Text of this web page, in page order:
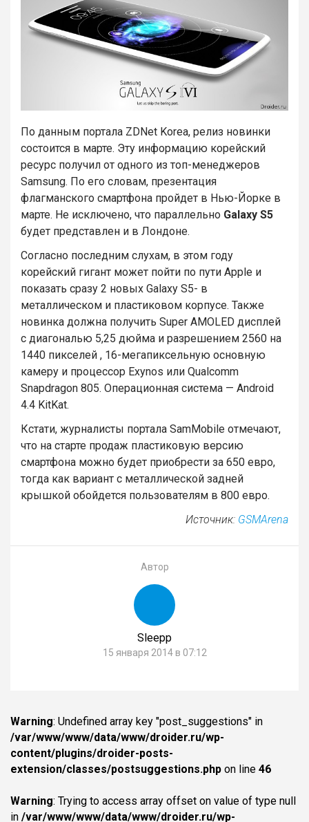
По данным портала ZDNet Korea, релиз новинки
состоится в марте. Эту информацию корейский
ресурс получил от одного из топ-менеджеров
Samsung. По его словам, презентация
флагманского смартфона пройдет в Нью-Йорке в
марте. Не исключено, что параллельно Galaxy S5
будет представлен и в Лондоне.
Согласно последним слухам, в этом году
корейский гигант может пойти по пути Apple и
показать сразу 2 новых Galaxy S5- в
металлическом и пластиковом корпусе. Также
новинка должна получить Super AMOLED дисплей
с диагональю 5,25 дюйма и разрешением 2560 на
1440 пикселей , 16-мегапиксельную основную
камеру и процессор Exynos или Qualcomm
Snapdragon 805. Операционная система — Android
4.4 KitKat.
Кстати, журналисты портала SamMobile отмечают,
что на старте продаж пластиковую версию
смартфона можно будет приобрести за 650 евро,
тогда как вариант с металлической задней
крышкой обойдется пользователям в 800 евро.
Источник: GSMArena
Автор
Sleepp
15 января 2014 в 07:12
Warning: Undefined array key "post_suggestions" in
/var/www/www/data/www/droider.ru/wp-
content/plugins/droider-posts-
extension/classes/postsuggestions.php on line 46
Warning: Trying to access array offset on value of type null
in /var/www/www/data/www/droider.ru/wp-